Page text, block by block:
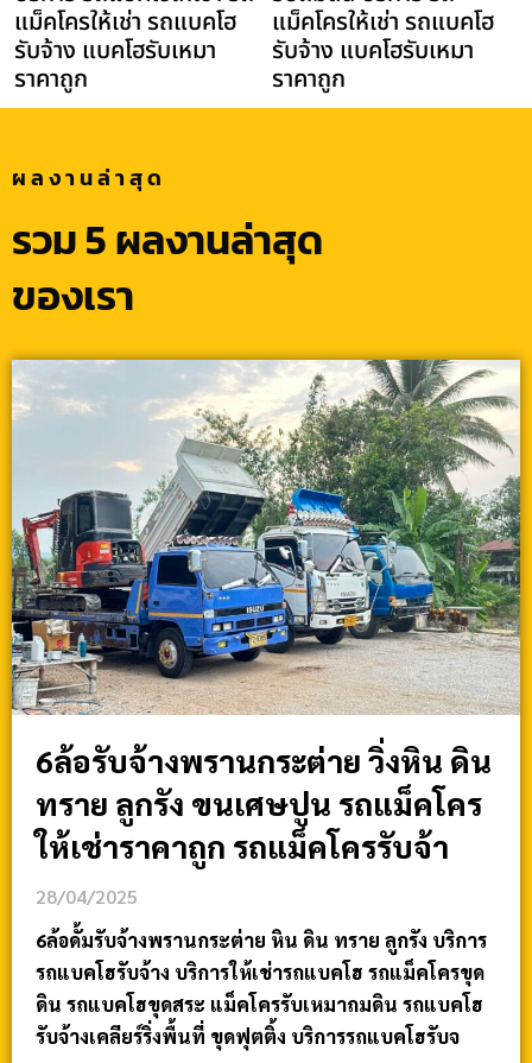
แม็คโครให้เช่า รถแบคโฮ
รับจ้าง แบคโฮรับเหมา
ราคาถูก
แม็คโครให้เช่า รถแบคโฮ
รับจ้าง แบคโฮรับเหมา
ราคาถูก
ผลงานล่าสุด
รวม 5 ผลงานล่าสุด
ของเรา
6ล้อรับจ้างพรานกระต่าย วิ่งหิน ดิน
ทราย ลูกรัง ขนเศษปูน รถแม็คโคร
ให้เช่าราคาถูก รถแม็คโครรับจ้า
28/04/2025
6ล้อดั้มรับจ้างพรานกระต่าย หิน ดิน ทราย ลูกรัง บริการ
รถแบคโฮรับจ้าง บริการให้เช่ารถแบคโฮ รถแม็คโครขุด
ดิน รถแบคโฮขุดสระ แม็คโครรับเหมาถมดิน รถแบคโฮ
รับจ้างเคลียร์ริ่งพื้นที่ ขุดฟุตติ้ง บริการรถแบคโฮรับจ